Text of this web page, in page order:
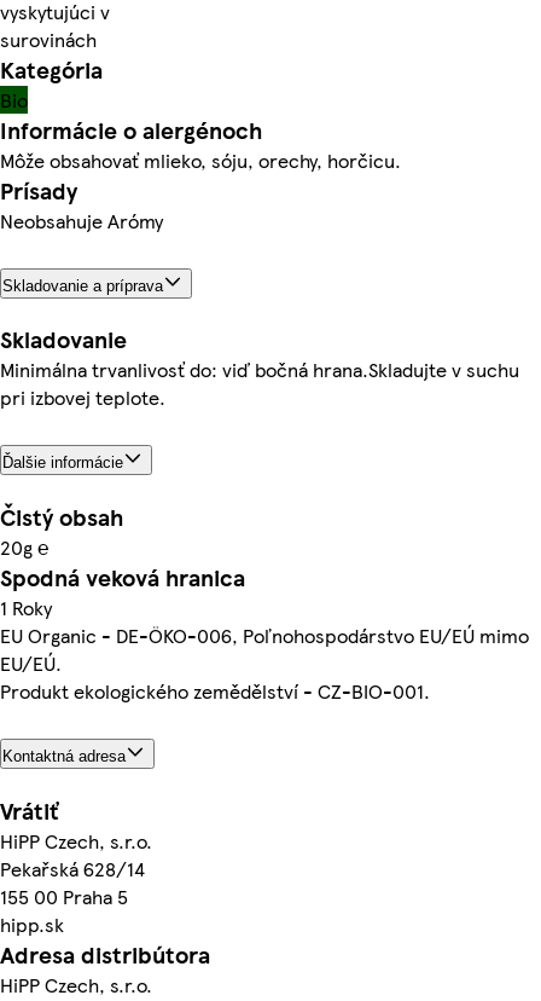
vyskytujúci v
surovinách
Kategória
Bio
Informácie o alergénoch
Môže obsahovať mlieko, sóju, orechy, horčicu.
Prísady
Neobsahuje Arómy
Skladovanie a príprava
Skladovanie
Minimálna trvanlivosť do: viď bočná hrana.Skladujte v suchu
pri izbovej teplote.
Ďalšie informácie
Čistý obsah
20g ℮
Spodná veková hranica
1 Roky
EU Organic - DE-ÖKO-006, Poľnohospodárstvo EU/EÚ mimo
EU/EÚ.
Produkt ekologického zemědělství - CZ-BIO-001.
Kontaktná adresa
Vrátiť
HiPP Czech, s.r.o.
Pekařská 628/14
155 00 Praha 5
hipp.sk
Adresa distribútora
HiPP Czech, s.r.o.